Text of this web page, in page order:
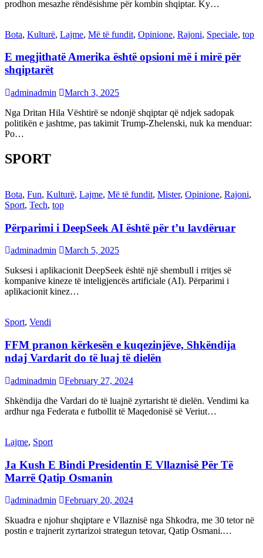
prodhon mesazhe rëndësishme për kombin shqiptar. Ky…
Bota, Kulturë, Lajme, Më të fundit, Opinione, Rajoni, Speciale, top
E megjithatë Amerika është opsioni më i mirë për
shqiptarët
adminadmin
March 3, 2025
Nga Dritan Hila Vështirë se ndonjë shqiptar që ndjek sadopak
politikën e jashtme, pas takimit Trump-Zhelenski, nuk ka menduar:
Po…
SPORT
Bota, Fun, Kulturë, Lajme, Më të fundit, Mister, Opinione, Rajoni,
Sport, Tech, top
Përparimi i DeepSeek AI është për t’u lavdëruar
adminadmin
March 5, 2025
Suksesi i aplikacionit DeepSeek është një shembull i rritjes së
kompanive kineze të inteligjencës artificiale (AI). Përparimi i
aplikacionit kinez…
Sport, Vendi
FFM pranon kërkesën e kuqezinjëve, Shkëndija
ndaj Vardarit do të luaj të dielën
adminadmin
February 27, 2024
Shkëndija dhe Vardari do të luajnë zyrtarisht të dielën. Vendimi ka
ardhur nga Federata e futbollit të Maqedonisë së Veriut…
Lajme, Sport
Ja Kush E Bindi Presidentin E Vllaznisë Për Të
Marrë Qatip Osmanin
adminadmin
February 20, 2024
Skuadra e njohur shqiptare e Vllaznisë nga Shkodra, me 30 tetor në
postin e trajnerit zyrtarizoi strategun tetovar, Qatip Osmani.…